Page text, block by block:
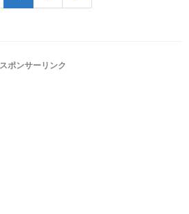
スポンサーリンク